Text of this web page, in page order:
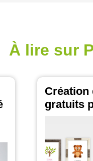
À lire sur
Création
gratuits